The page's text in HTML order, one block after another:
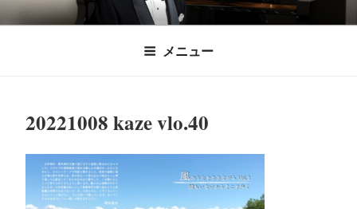
コ
時田直也 声楽
歌うことは希望を語ること、生きることは喜
びも悲しみもわかちあうことかけがえのない
メニュー
20221008 kaze vlo.40